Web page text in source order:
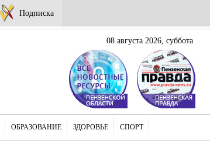
Подписка
08 августа 2026, суббота
ОБРАЗОВАНИЕ ЗДОРОВЬЕ СПОРТ